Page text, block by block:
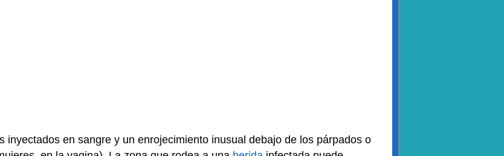
inyectados en sangre y un enrojecimiento inusual debajo de los párpados o